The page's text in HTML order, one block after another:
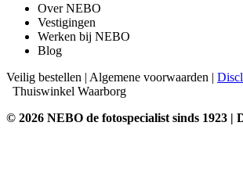
Over NEBO
Vestigingen
Werken bij NEBO
Blog
Veilig bestellen | Algemene voorwaarden |
Thuiswinkel Waarborg
© 2026 NEBO de fotospecialist sinds 1923 |